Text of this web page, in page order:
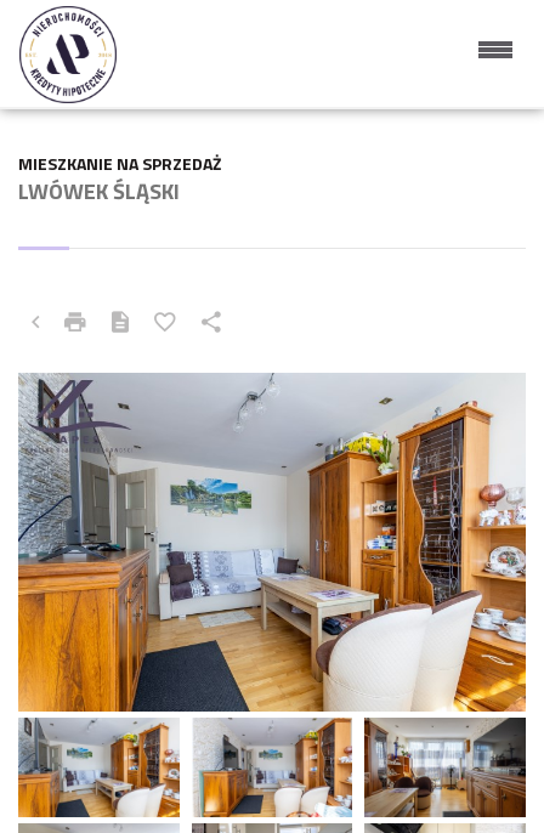
LWÓWEK ŚLĄSKI
MIESZKANIE NA SPRZEDAŻ